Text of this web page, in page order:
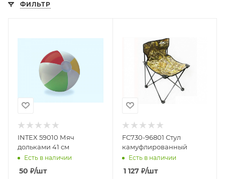
ФИЛЬТР
INTEX 59010 Мяч
дольками 41 см
Есть в наличии
50 ₽/шт
FC730-96801 Стул
камуфлированный
Есть в наличии
1 127₽/шт